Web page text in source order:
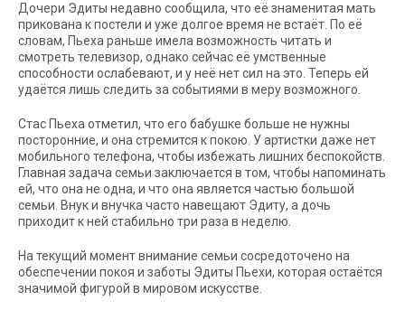
Дочери Эдиты недавно сообщила, что её знаменитая мать
прикована к постели и уже долгое время не встаёт. По её
словам, Пьеха раньше имела возможность читать и
смотреть телевизор, однако сейчас её умственные
способности ослабевают, и у неё нет сил на это. Теперь ей
удаётся лишь следить за событиями в меру возможного.
Стас Пьеха отметил, что его бабушке больше не нужны
посторонние, и она стремится к покою. У артистки даже нет
мобильного телефона, чтобы избежать лишних беспокойств.
Главная задача семьи заключается в том, чтобы напоминать
ей, что она не одна, и что она является частью большой
семьи. Внук и внучка часто навещают Эдиту, а дочь
приходит к ней стабильно три раза в неделю.
На текущий момент внимание семьи сосредоточено на
обеспечении покоя и заботы Эдиты Пьехи, которая остаётся
значимой фигурой в мировом искусстве.